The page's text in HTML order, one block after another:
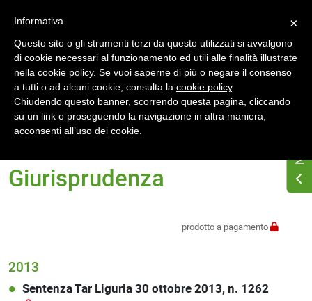
Home Normativa energetica regionale
Liguria
Giurisprudenza
Giurisprudenza
prodotto a pagamento
2013
Sentenza Tar Liguria 30 ottobre 2013, n. 1262
×
Informativa
Questo sito o gli strumenti terzi da questo utilizzati si avvalgono
di cookie necessari al funzionamento ed utili alle finalità illustrate
nella cookie policy. Se vuoi saperne di più o negare il consenso
a tutti o ad alcuni cookie, consulta la cookie policy.
Chiudendo questo banner, scorrendo questa pagina, cliccando
su un link o proseguendo la navigazione in altra maniera,
acconsenti all’uso dei cookie.